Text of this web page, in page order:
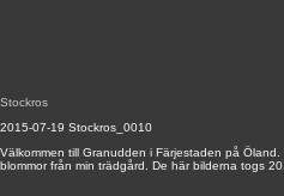
Stockros
2015-07-19 Stockros_0010
Välkommen till Granudden i Färjestaden på
blommor från min trädgård. De här bilderna togs